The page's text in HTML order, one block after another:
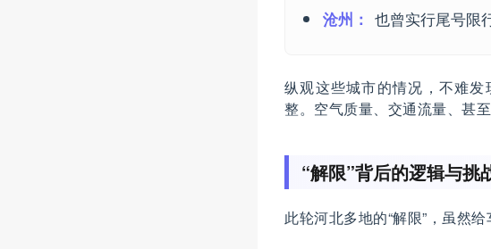
沧州： 也曾实行尾号限
纵观这些城市的情况，不难
整。空气质量、交通流量、甚
“解限”背后的逻辑与挑
此轮河北多地的“解限”，虽然